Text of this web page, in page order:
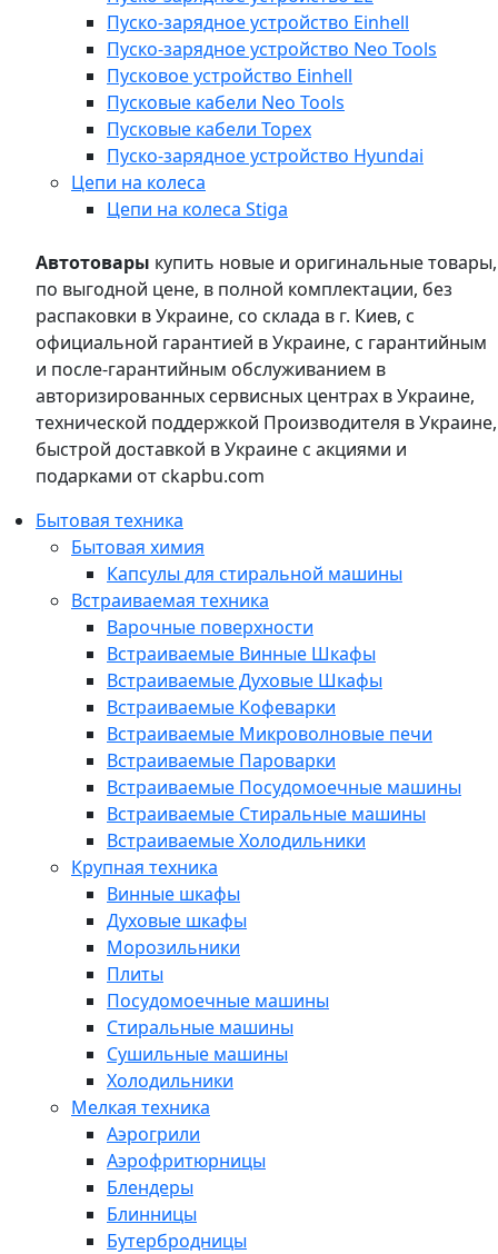
Пуско-зарядное устройство Einhell
Пуско-зарядное устройство Neo Tools
Пусковое устройство Einhell
Пусковые кабели Neo Tools
Пусковые кабели Topex
Пуско-зарядное устройство Hyundai
Цепи на колеса
Цепи на колеса Stiga
Автотовары купить новые и оригинальные товары,
по выгодной цене, в полной комплектации, без
распаковки в Украине, со склада в г. Киев, с
официальной гарантией в Украине, с гарантийным
и после-гарантийным обслуживанием в
авторизированных сервисных центрах в Украине,
технической поддержкой Производителя в Украине,
быстрой доставкой в Украине с акциями и
подарками от ckapbu.com
Бытовая техника
Бытовая химия
Капсулы для стиральной машины
Встраиваемая техника
Варочные поверхности
Встраиваемые Винные Шкафы
Встраиваемые Духовые Шкафы
Встраиваемые Кофеварки
Встраиваемые Микроволновые печи
Встраиваемые Пароварки
Встраиваемые Посудомоечные машины
Встраиваемые Стиральные машины
Встраиваемые Холодильники
Крупная техника
Винные шкафы
Духовые шкафы
Морозильники
Плиты
Посудомоечные машины
Стиральные машины
Сушильные машины
Холодильники
Мелкая техника
Аэрогрили
Аэрофритюрницы
Блендеры
Блинницы
Бутербродницы